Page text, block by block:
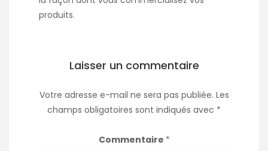
produits.
Laisser un commentaire
Votre adresse e-mail ne sera pas publiée. Les
champs obligatoires sont indiqués avec *
Commentaire *